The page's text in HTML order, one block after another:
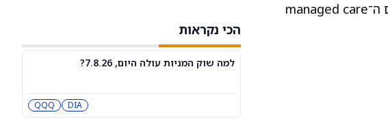
לטסלה
3 תעודות הסל הטובות ביותר להשקעה,
VV
IWF
הכי נקראות
למה שוק המניות עולה היום, 7.8.26?
DIA
QQQ
הקרובות, אומר האנליסט למשקיעים במזכר מחקר. כתוצאה מכך, Mizuho חיוביים לגבי תחום ה־managed care